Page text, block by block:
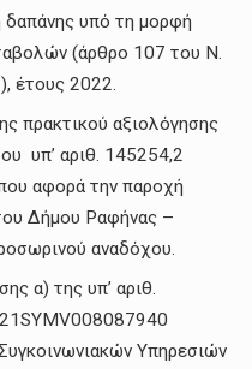
υπό τη μορφή
(άρθρο 107 του Ν.
έτους 2022.
πρακτικού αξιολόγησης
υπ’ αριθ. 145254,2
αφορά την παροχή
Δήμου Ραφήνας –
αναδόχου.
α) της υπ’ αριθ.
Υπηρεσιών